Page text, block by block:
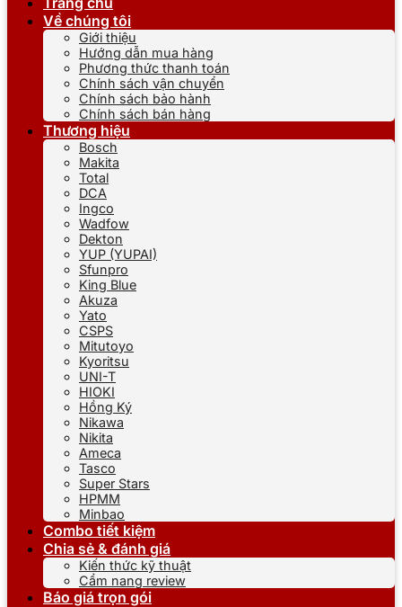
Về chúng tôi
Giới thiệu
Hướng dẫn mua hàng
Phương thức thanh toán
Chính sách vận chuyển
Chính sách bảo hành
Chính sách bán hàng
Thương hiệu
Bosch
Makita
Total
DCA
Ingco
Wadfow
Dekton
YUP (YUPAI)
Sfunpro
King Blue
Akuza
Yato
CSPS
Mitutoyo
Kyoritsu
UNI-T
HIOKI
Hồng Ký
Nikawa
Nikita
Ameca
Tasco
Super Stars
HPMM
Minbao
Combo tiết kiệm
Chia sẻ & đánh giá
Kiến thức kỹ thuật
Cẩm nang review
Báo giá trọn gói